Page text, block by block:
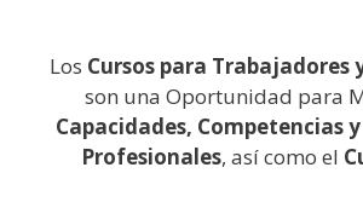
Los Cursos para Trabajadores
son una Oportunidad para
Capacidades, Competencias
Profesionales, así como el